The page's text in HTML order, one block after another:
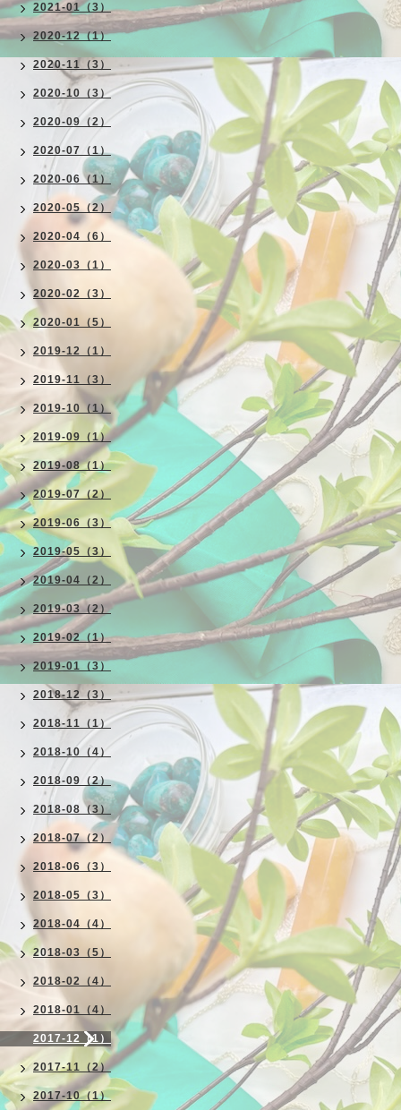
2021-01（3）
2020-12（1）
2020-11（3）
2020-10（3）
2020-09（2）
2020-07（1）
2020-06（1）
2020-05（2）
2020-04（6）
2020-03（1）
2020-02（3）
2020-01（5）
2019-12（1）
2019-11（3）
2019-10（1）
2019-09（1）
2019-08（1）
2019-07（2）
2019-06（3）
2019-05（3）
2019-04（2）
2019-03（2）
2019-02（1）
2019-01（3）
2018-12（3）
2018-11（1）
2018-10（4）
2018-09（2）
2018-08（3）
2018-07（2）
2018-06（3）
2018-05（3）
2018-04（4）
2018-03（5）
2018-02（4）
2018-01（4）
2017-12（1）
2017-11（2）
2017-10（1）